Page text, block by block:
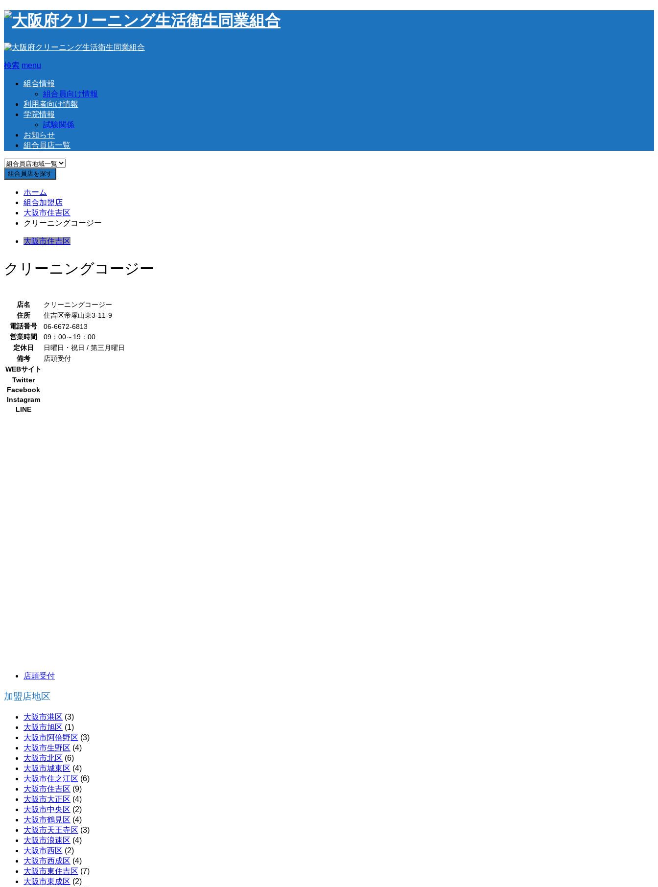
検索 menu
組合情報
組合員向け情報
利用者向け情報
学院情報
試験関係
お知らせ
組合員店一覧
ホーム
組合加盟店
大阪市住吉区
クリーニングコージー
大阪市住吉区
クリーニングコージー
店名
クリーニングコージー
住所
住吉区帝塚山東3-11-9
電話番号
06-6672-6813
営業時間
09：00～19：00
定休日
日曜日・祝日 / 第三月曜日
備考
店頭受付
WEBサイト
Twitter
Facebook
Instagram
LINE
店頭受付
加盟店地区
大阪市港区 (3)
大阪市旭区 (1)
大阪市阿倍野区 (3)
大阪市生野区 (4)
大阪市北区 (6)
大阪市城東区 (4)
大阪市住之江区 (6)
大阪市住吉区 (9)
大阪市大正区 (4)
大阪市中央区 (2)
大阪市鶴見区 (4)
大阪市天王寺区 (3)
大阪市浪速区 (4)
大阪市西区 (2)
大阪市西成区 (4)
大阪市東住吉区 (7)
大阪市東成区 (2)